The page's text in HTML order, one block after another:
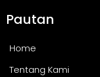
Pautan
Home
Tentang Kami